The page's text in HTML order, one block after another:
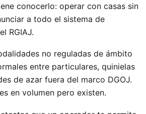
conocerlo: operar con casas sin
a todo el sistema de
RGIAJ.
no reguladas de ámbito
entre particulares, quinielas
de azar fuera del marco DGOJ.
en volumen pero existen.